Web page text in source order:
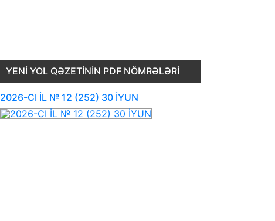
YENI YOL QƏZETININ PDF NÖMRƏLƏRI
2026-CI İL № 12 (252) 30 İYUN